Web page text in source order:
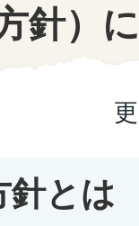
針）
針とは